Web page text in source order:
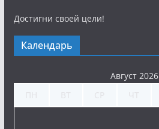
Достигни своей цели!
Календарь
Август 2026